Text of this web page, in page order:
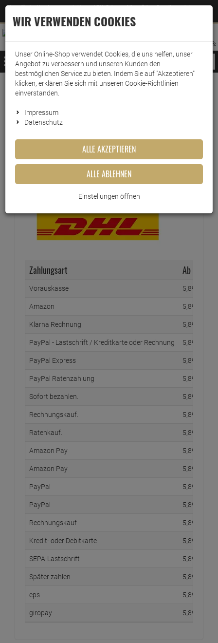
Jetzt für den Newsletter entscheiden und 5% Rabatt auf Ihre nächste Bestellung erhalten
–Zum Newsletter
ANMELDEN
AUFKLAPPEN
MERKZETTEL
WARENKORB:
MENÜ
Versand & Lieferung
Bitte wählen Sie Ihr Lieferland.
DHL Paket
DHL
Zahlungsart Ab
Vorauskasse 5, 89
Amazon 5, 89
Klarna Rechnung 5, 89
PayPal - Lastschrift / Kreditkarte oder Rechnung 5, 89
PayPal Express 5, 89
PayPal Ratenzahlung 5, 89
Sofort bezahlen. 5, 89
Rechnungskauf. 5, 89
Ratenkauf. 5, 89
Amazon Pay 5, 89
Amazon Pay 5, 89
PayPal 5, 89
PayPal 5, 89
Rechnungskauf 5, 89
Kredit- oder Debitkarte 5, 89
SEPA-Lastschrift 5, 89
Später zahlen 5, 89
eps 5, 89
giropay 5, 89
WIR VERWENDEN COOKIES
Unser Online-Shop verwendet Cookies, die uns helfen, unser
Angebot zu verbessern und unseren Kunden den
bestmöglichen Service zu bieten. Indem Sie auf "Akzeptieren"
klicken, erklären Sie sich mit unseren Cookie-Richtlinien
einverstanden.
Impressum
Datenschutz
ALLE AKZEPTIEREN
ALLE ABLEHNEN
Einstellungen öffnen